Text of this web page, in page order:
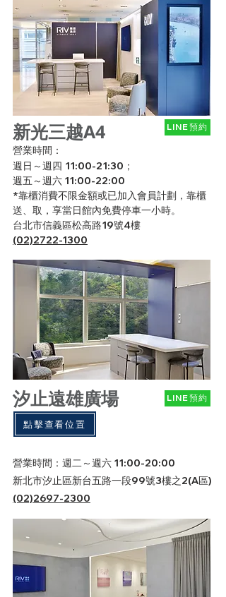
新光三越A4 LINE預約
營業時間：
週日～週四 11:00-21:30；
週五～週六 11:00-22:00
*靠櫃消費不限金額或已加入會員計劃，靠櫃
送、取，享當日館內免費停車一小時。
台北市信義區松高路19號4樓
​(02)2722-1300
汐止遠雄廣場 LINE預約
點擊查看位置
營業時間：週二～週六 11:00-20:00
新北市汐止區新台五路一段99號3樓之2(A區)
​(02)2697-2300